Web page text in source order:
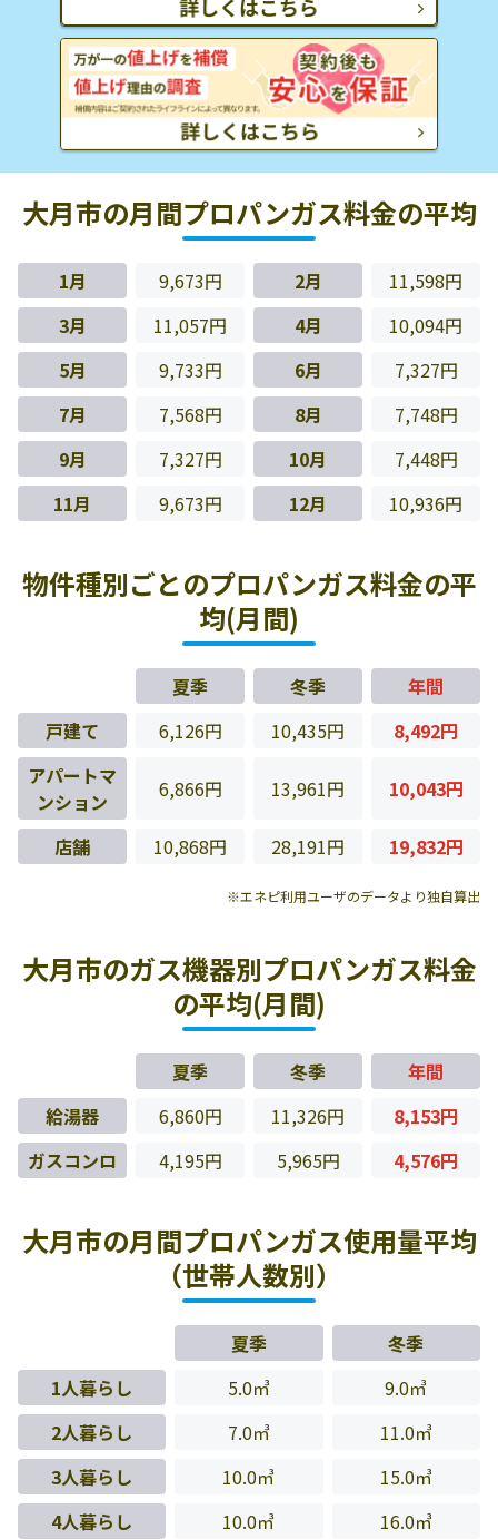
大月市の月間プロパンガス料金の平均
1月 9,673円 2月
11,598円
3月
11,057円 4月
10,094円
5月
9,733円 6月
7,327円
7月
7,568円 8月
7,748円
9月
7,327円 10月
7,448円
11月
9,673円 12月 10,936円
物件種別ごとのプロパンガス料金の平
均(月間)
夏季 冬季
年間
戸建て
6,126円 10,435円
8,492円
アパートマ
ンション
6,866円 13,961円 10,043円
店舗 10,868円 28,191円 19,832円
※エネピ利用ユーザのデータより独自算出
大月市のガス機器別プロパンガス料金
の平均(月間)
夏季 冬季
年間
給湯器
6,860円 11,326円
8,153円
ガスコンロ
4,195円 5,965円 4,576円
大月市の月間プロパンガス使用量平均
（世帯人数別）
夏季
冬季
1人暮らし
5.0㎥
9.0㎥
2人暮らし
7.0㎥
11.0㎥
3人暮らし
10.0㎥
15.0㎥
4人暮らし
10.0㎥ 16.0㎥